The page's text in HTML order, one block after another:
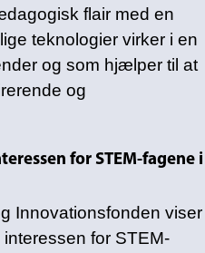
flair med en
teknologier virker i en
og som hjælper til at
og
for STEM-fagene i
Innovationsfonden viser
for STEM-